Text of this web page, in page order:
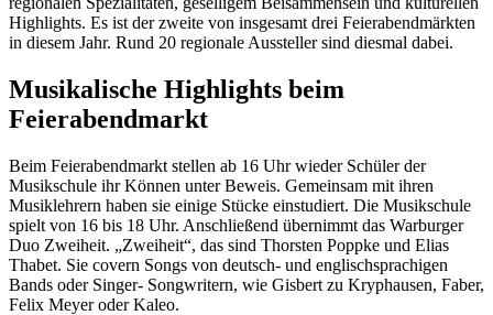
Highlights. Es ist der zweite von insgesamt drei Feierabendmärkten
in diesem Jahr. Rund 20 regionale Aussteller sind diesmal dabei.
Musikalische Highlights beim
Feierabendmarkt
Beim Feierabendmarkt stellen ab 16 Uhr wieder Schüler der
Musikschule ihr Können unter Beweis. Gemeinsam mit ihren
Musiklehrern haben sie einige Stücke einstudiert. Die Musikschule
spielt von 16 bis 18 Uhr. Anschließend übernimmt das Warburger
Duo Zweiheit. „Zweiheit“, das sind Thorsten Poppke und Elias
Thabet. Sie covern Songs von deutsch- und englischsprachigen
Bands oder Singer- Songwritern, wie Gisbert zu Kryphausen, Faber,
Felix Meyer oder Kaleo.